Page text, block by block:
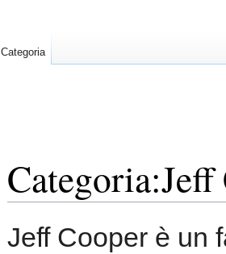
Categoria:Jeff
to
to
Jeff Cooper è un
Categoria